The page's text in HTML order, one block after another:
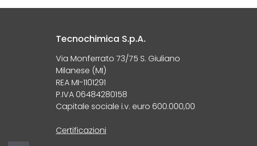
Tecnochimica S.p.A.
Via Monferrato 73/75 S. Giuliano
Milanese (MI)
REA MI-1101291
P.IVA 06484280158
Capitale sociale i.v. euro 600.000,00
Certificazioni